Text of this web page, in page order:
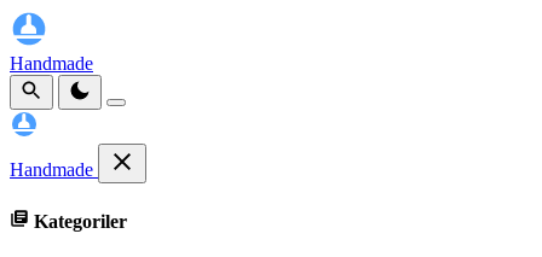
Handmade
Handmade
Kategoriler